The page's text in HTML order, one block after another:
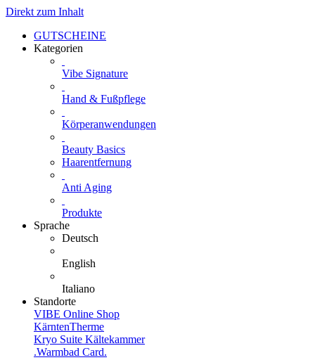
Direkt zum Inhalt
GUTSCHEINE
Kategorien
Vibe Signature
Hand & Fußpflege
Körperanwendungen
Beauty Basics
Haarentfernung
Anti Aging
Produkte
Sprache
Deutsch
English
Italiano
Standorte
VIBE Online Shop
KärntenTherme
Kryo Suite Kältekammer
.Warmbad Card.